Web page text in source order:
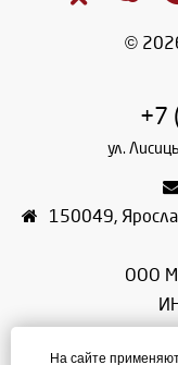
©
+7
ул.
150049,
ООО
На сайте